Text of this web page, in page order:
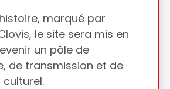
marqué par
le site sera mis en
un pôle de
de transmission et de